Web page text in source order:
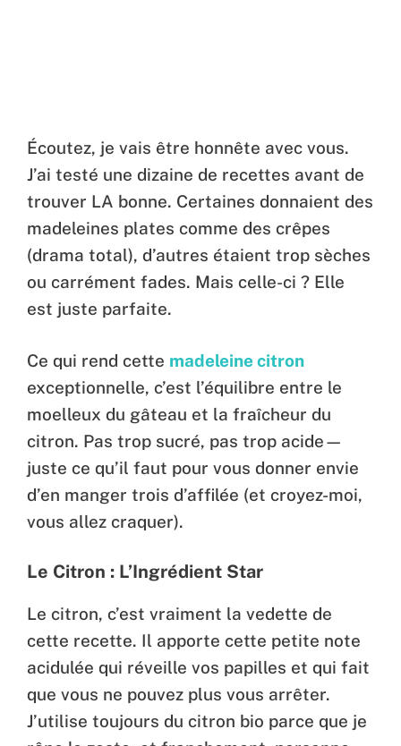
Écoutez, je vais être honnête avec vous.
J’ai testé une dizaine de recettes avant de
trouver LA bonne. Certaines donnaient des
madeleines plates comme des crêpes
(drama total), d’autres étaient trop sèches
ou carrément fades. Mais celle-ci ? Elle
est juste parfaite.
Ce qui rend cette madeleine citron
exceptionnelle, c’est l’équilibre entre le
moelleux du gâteau et la fraîcheur du
citron. Pas trop sucré, pas trop acide—
juste ce qu’il faut pour vous donner envie
d’en manger trois d’affilée (et croyez-moi,
vous allez craquer).
Le Citron : L’Ingrédient Star
Le citron, c’est vraiment la vedette de
cette recette. Il apporte cette petite note
acidulée qui réveille vos papilles et qui fait
que vous ne pouvez plus vous arrêter.
J’utilise toujours du citron bio parce que je